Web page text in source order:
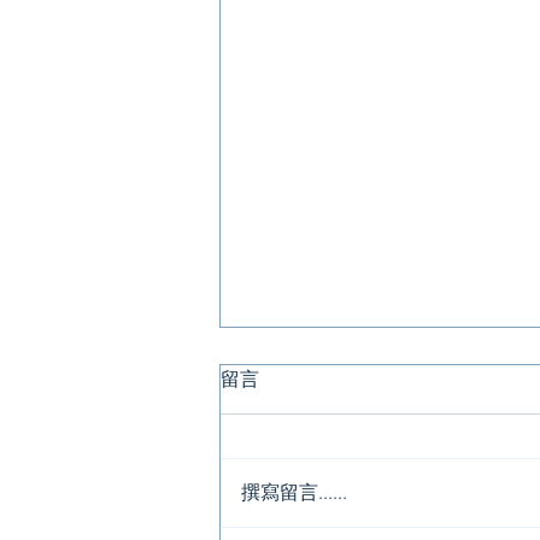
呼吸道合胞病毒（RSV）近期
度傳染性且危險的呼吸道病毒，近
留言
撰寫留言......